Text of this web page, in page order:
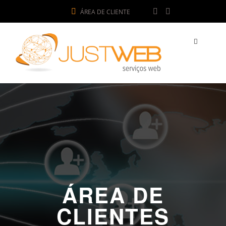
ÁREA DE CLIENTE
ÁREA DE
CLIENTES